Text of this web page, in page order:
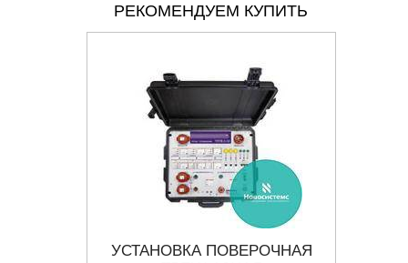
РЕКОМЕНДУЕМ КУПИТЬ
УСТАНОВКА ПОВЕРОЧНАЯ